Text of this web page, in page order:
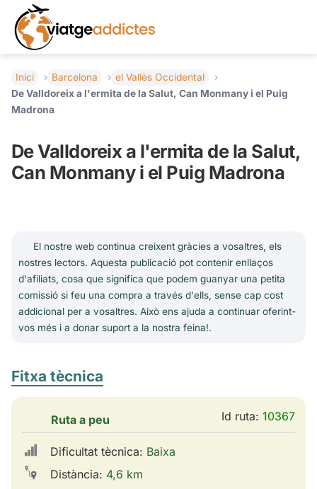
Inici Barcelona
el Vallès Occidental
De Valldoreix a l'ermita de la Salut, Can Monmany i el Puig
Madrona
De Valldoreix a l'ermita de la Salut,
Can Monmany i el Puig Madrona
El nostre web continua creixent gràcies a vosaltres, els
nostres lectors. Aquesta publicació pot contenir enllaços
d'afiliats, cosa que significa que podem guanyar una petita
comissió si feu una compra a través d'ells, sense cap cost
addicional per a vosaltres. Això ens ajuda a continuar oferint-
vos més i a donar suport a la nostra feina!.
Fitxa tècnica
Ruta a peu Id ruta: 10367
Dificultat tècnica: Baixa
Distància: 4,6 km